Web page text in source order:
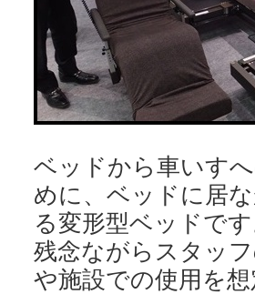
ベッドから車いす
めに、ベッドに居
る変形型ベッドです
残念ながらスタッ
や施設での使用を